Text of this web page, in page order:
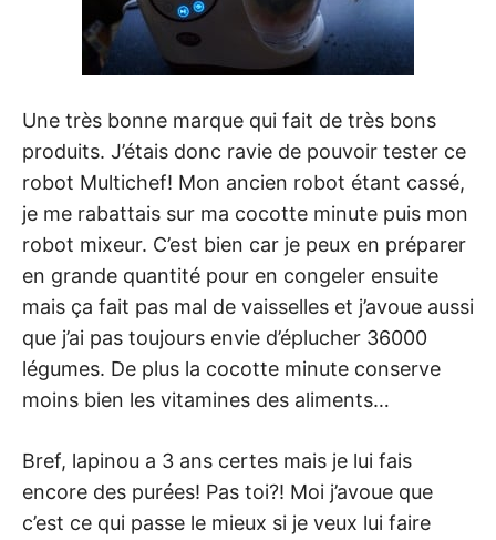
Une très bonne marque qui fait de très bons
produits. J’étais donc ravie de pouvoir tester ce
robot Multichef! Mon ancien robot étant cassé,
je me rabattais sur ma cocotte minute puis mon
robot mixeur. C’est bien car je peux en préparer
en grande quantité pour en congeler ensuite
mais ça fait pas mal de vaisselles et j’avoue aussi
que j’ai pas toujours envie d’éplucher 36000
légumes. De plus la cocotte minute conserve
moins bien les vitamines des aliments…
Bref, lapinou a 3 ans certes mais je lui fais
encore des purées! Pas toi?! Moi j’avoue que
c’est ce qui passe le mieux si je veux lui faire